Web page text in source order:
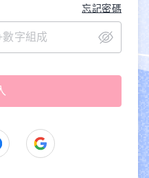
忘記密碼